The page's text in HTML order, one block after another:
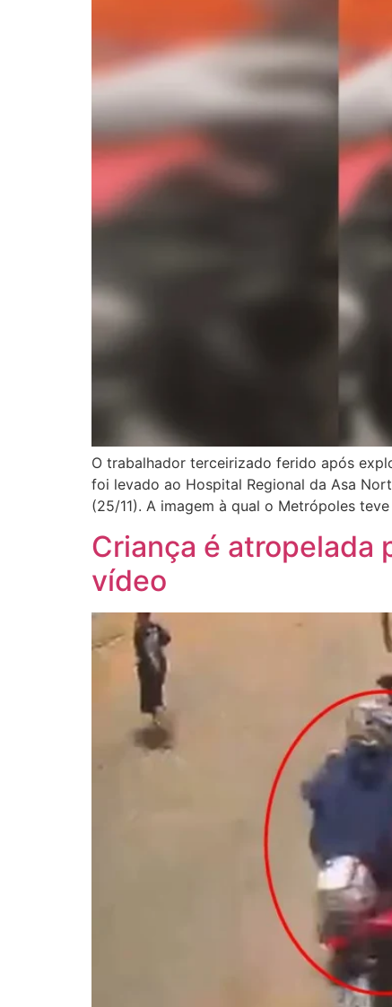
O trabalhador terceirizado ferido após
foi levado ao Hospital Regional da Asa
(25/11). A imagem à qual o Metrópoles
Criança é atropelada
vídeo